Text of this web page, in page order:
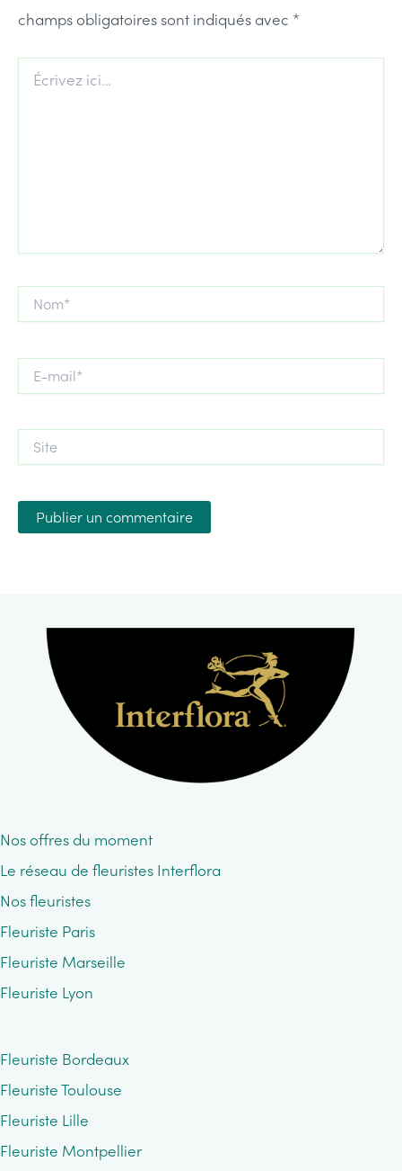
champs obligatoires sont indiqués avec *
ici…
mail*
Nos offres du moment
Le réseau de fleuristes Interflora
Nos fleuristes
Fleuriste Paris
Fleuriste Marseille
Fleuriste Lyon
Fleuriste Bordeaux
Fleuriste Toulouse
Fleuriste Lille
Fleuriste Montpellier